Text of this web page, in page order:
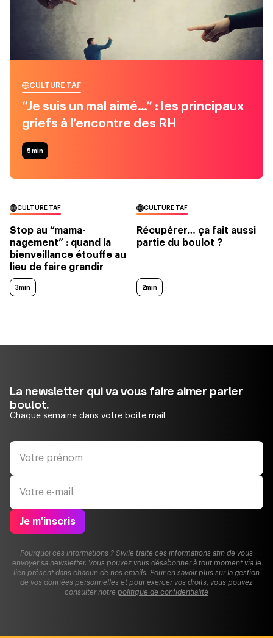
CULTURE TAF
“Je suis un mal aimé…” : les principaux
griefs à l’encontre des RH
5min
CULTURE TAF
Stop au “mama-
nagement” : quand la
bienveillance étouffe au
lieu de faire grandir
3min
CULTURE TAF
Récupérer… ça fait aussi
partie du boulot ?
2min
La newsletter qui va vous faire aimer parler
boulot.
Chaque semaine dans votre boite mail.
Je m'inscris
Pourquoi ces informations ? Swile traite ces informations afin de vous
envoyer sa newsletter. Vous pouvez vous désabonner à tout moment via le
lien présent dans chacun de nos emails. Pour en savoir plus sur la gestion
de vos données personnelles et pour exercer vos droits, vous pouvez
consulter notre politique de confidentialité